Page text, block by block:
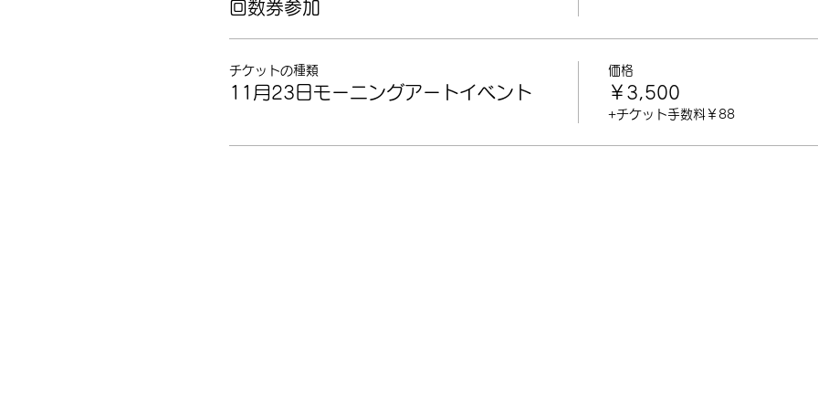
回数券参加
チケットの種類
11月23日モーニングアートイベント
価格
￥3,500
+チケット手数料￥88